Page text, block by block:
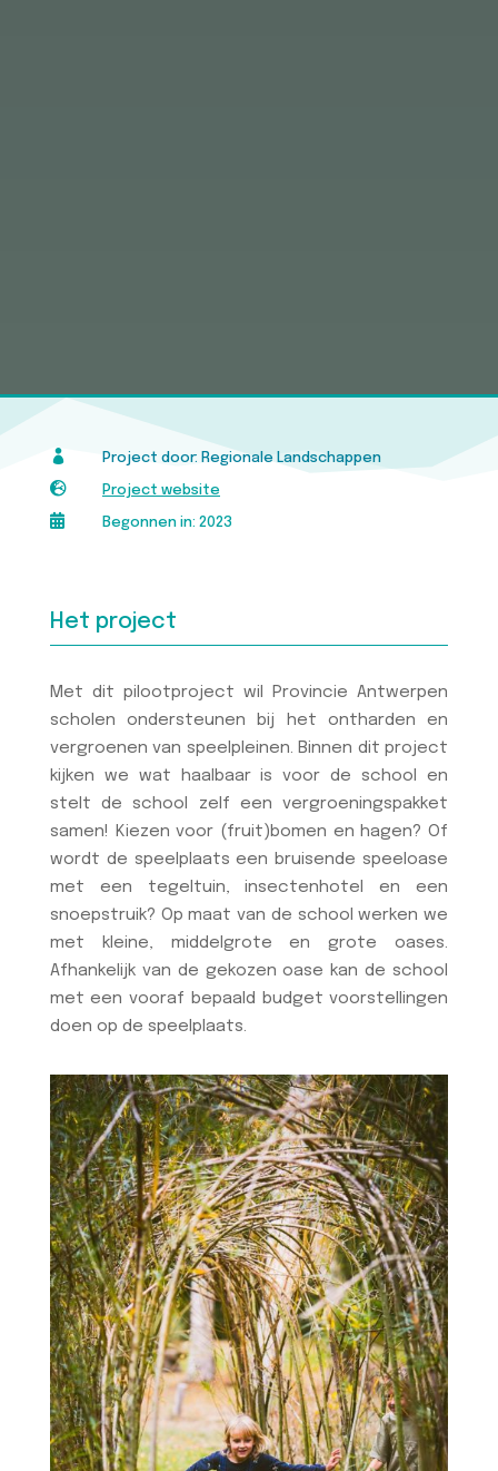
 Project door: Regionale Landschappen
 Project website
 Begonnen in: 2023
Het project
Met dit pilootproject wil Provincie Antwerpen
scholen ondersteunen bij het ontharden en
vergroenen van speelpleinen. Binnen dit project
kijken we wat haalbaar is voor de school en
stelt de school zelf een vergroeningspakket
samen! Kiezen voor (fruit)bomen en hagen? Of
wordt de speelplaats een bruisende speeloase
met een tegeltuin, insectenhotel en een
snoepstruik? Op maat van de school werken we
met kleine, middelgrote en grote oases.
Afhankelijk van de gekozen oase kan de school
met een vooraf bepaald budget voorstellingen
doen op de speelplaats.